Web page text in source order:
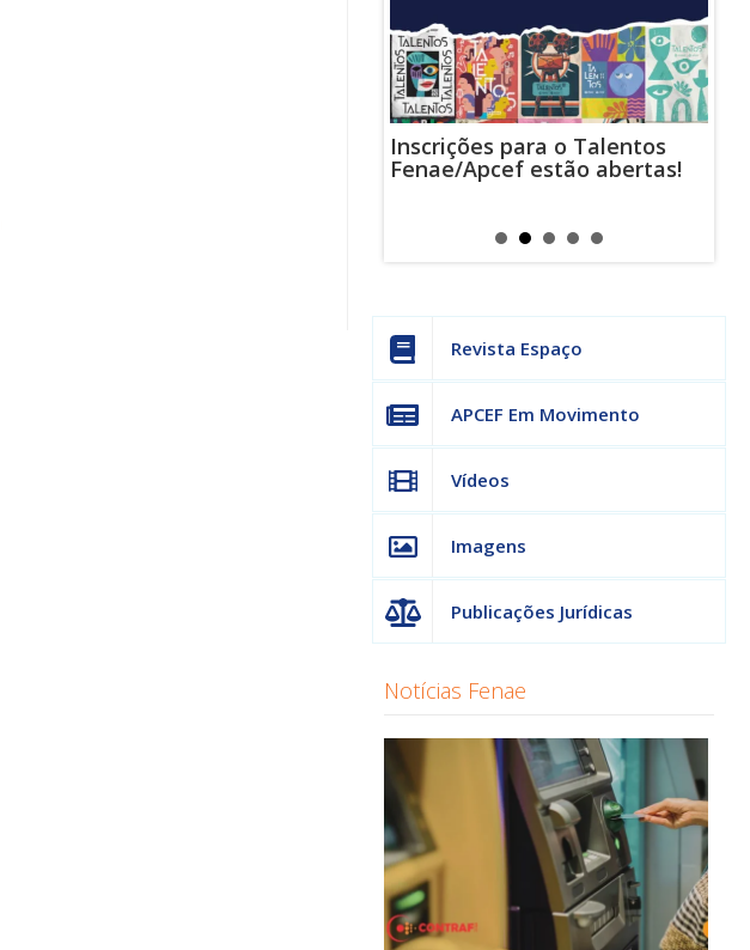
Inscrições para o Talentos
Fenae/Apcef estão abertas!
Revista Espaço
APCEF Em Movimento
Vídeos
Imagens
Publicações Jurídicas
Notícias Fenae